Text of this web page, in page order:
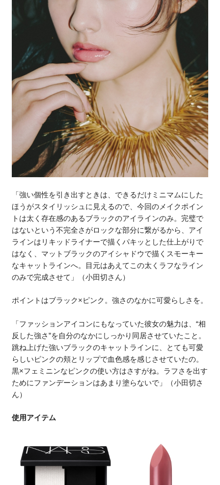
「強い個性を引き出すときは、できるだけミニマムにした
ほうがスタイリッシュに見えるので、今回のメイクポイン
トは太く存在感のあるブラックのアイラインのみ。完璧で
はないという不完全さがロックな部分に繋がるから、アイ
ラインはリキッドライナーで描くパキッとした仕上がりで
はなく、マットブラックのアイシャドウで描くスモーキー
なキャットラインへ。目元はあえてこの太くラフなライン
のみで完成させて」（小田切さん）
ポイントはブラック×ピンク。強さのなかに可愛らしさを。
「ファッションアイコンにもなっていた彼女の魅力は、“相
反した強さ”を自分のなかにしっかり同居させていたこと。
跳ね上げた強いブラックのキャットラインに、とても可愛
らしいピンクの頬とリップで血色感を感じさせていたの。
黒×フェミニンなピンクの使い方はさすがね。ラフさを出す
ためにファンデーションはあまり塗らないで」（小田切さ
ん）
使用アイテム